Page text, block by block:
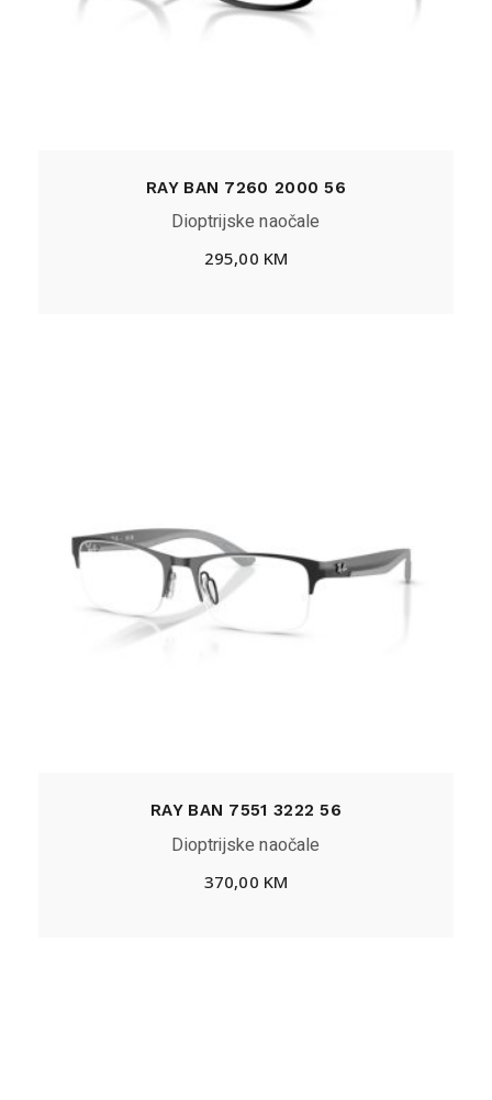
RAY BAN 7260 2000 56
Dioptrijske naočale
295,00 KM
RAY BAN 7551 3222 56
Dioptrijske naočale
370,00 KM